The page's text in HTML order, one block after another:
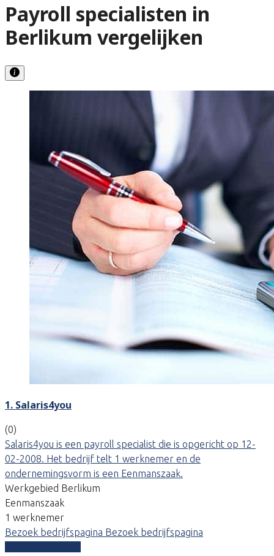
Payroll specialisten in
Berlikum vergelijken
1. Salaris4you
(0)
Salaris4you is een payroll specialist die is opgericht op 12-
02-2008. Het bedrijf telt 1 werknemer en de
ondernemingsvorm is een Eenmanszaak.
Werkgebied Berlikum
Eenmanszaak
1 werknemer
Bezoek bedrijfspagina Bezoek bedrijfspagina